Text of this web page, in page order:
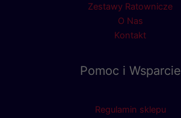
Zestawy Ratownicze
O Nas
Kontakt
Pomoc i Wsparcie
Regulamin sklepu